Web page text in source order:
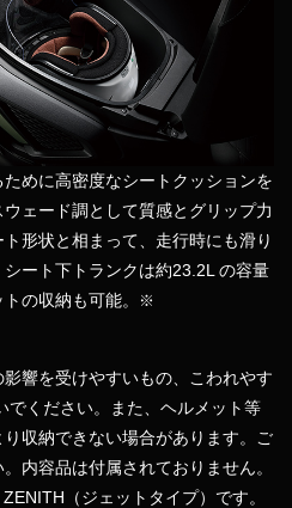
めに高密度なシートクッションを
ェード調として質感とグリップ力
形状と相まって、走行時にも滑り
ート下トランクは約23.2L の容量
の収納も可能。
※
響を受けやすいもの、こわれやす
でください。また、ヘルメット等
収納できない場合があります。ご
内容品は付属されておりません。
（ジェットタイプ）です。